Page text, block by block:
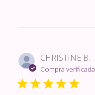
CHRISTINE B.
Compra verificada